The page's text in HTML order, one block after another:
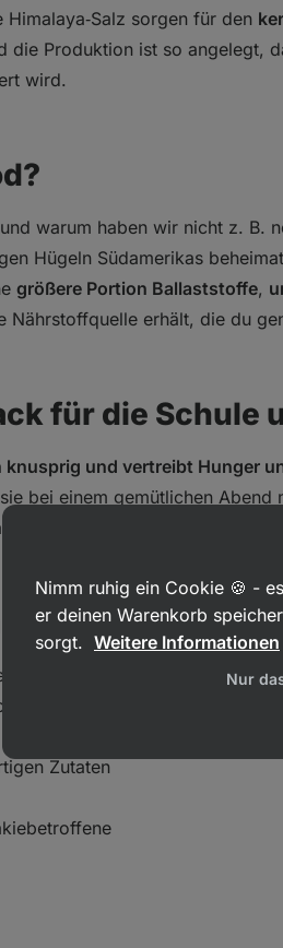
sorgen für den
die Produktion ist so angelegt,
wird.
warum haben wir nicht z. B.
Hügeln Südamerikas
größere Portion Ballaststoffe,
Nährstoffquelle erhält, die du
für die Schule
und vertreibt Hunger
bei einem gemütlichen
oder snacke sie einfach
in
Zutaten
Nimm ruhig ein Cookie 🍪 -
er deinen Warenkorb
sorgt. Weitere Informationen
Nur